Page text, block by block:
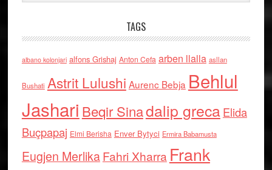
TAGS
albano kolonjari alfons Grishaj Anton Cefa arben llalla asllan
Bushati Astrit Lulushi Aurenc Bebja Behlul
Jashari Beqir Sinadalip grecaElida
Buçpapaj Elmi Berisha Enver Bytyci Ermira Babamusta
Eugjen MerlikaFahri Xharra Frank